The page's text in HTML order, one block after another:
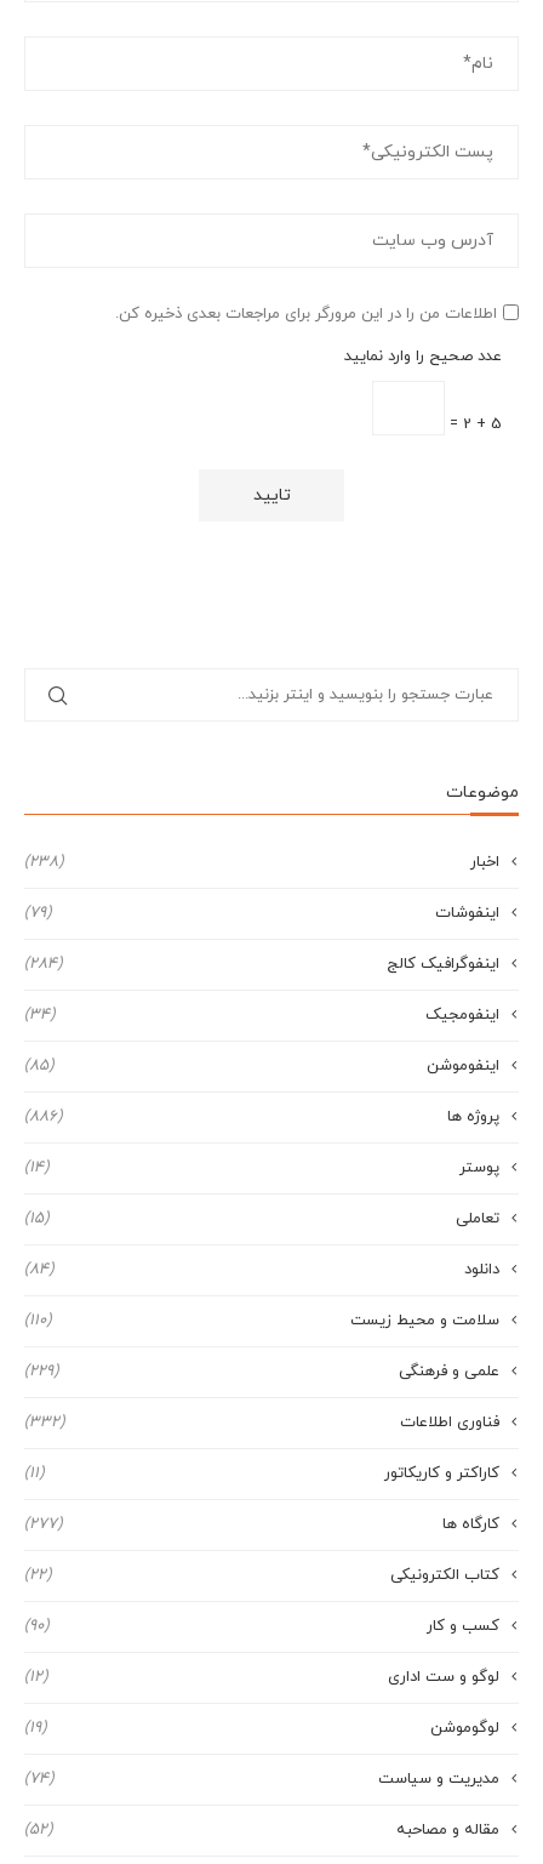
اطلاعات من را در این مرورگر برای مراجعات بعدی ذخیره کن.
عدد صحیح را وارد نمایید
5 + 2 =
موضوعات
اخبار (238)
اینفوشات (79)
اینفوگرافیک کالج (284)
اینفومجیک (34)
اینفوموشن (85)
پروژه ها (886)
پوستر (14)
تعاملی (15)
دانلود (84)
سلامت و محیط زیست (110)
علمی و فرهنگی (229)
فناوری اطلاعات (332)
کاراکتر و کاریکاتور (11)
کارگاه ها (277)
کتاب الکترونیکی (22)
کسب و کار (90)
لوگو و ست اداری (12)
لوگوموشن (19)
مدیریت و سیاست (74)
مقاله و مصاحبه (52)